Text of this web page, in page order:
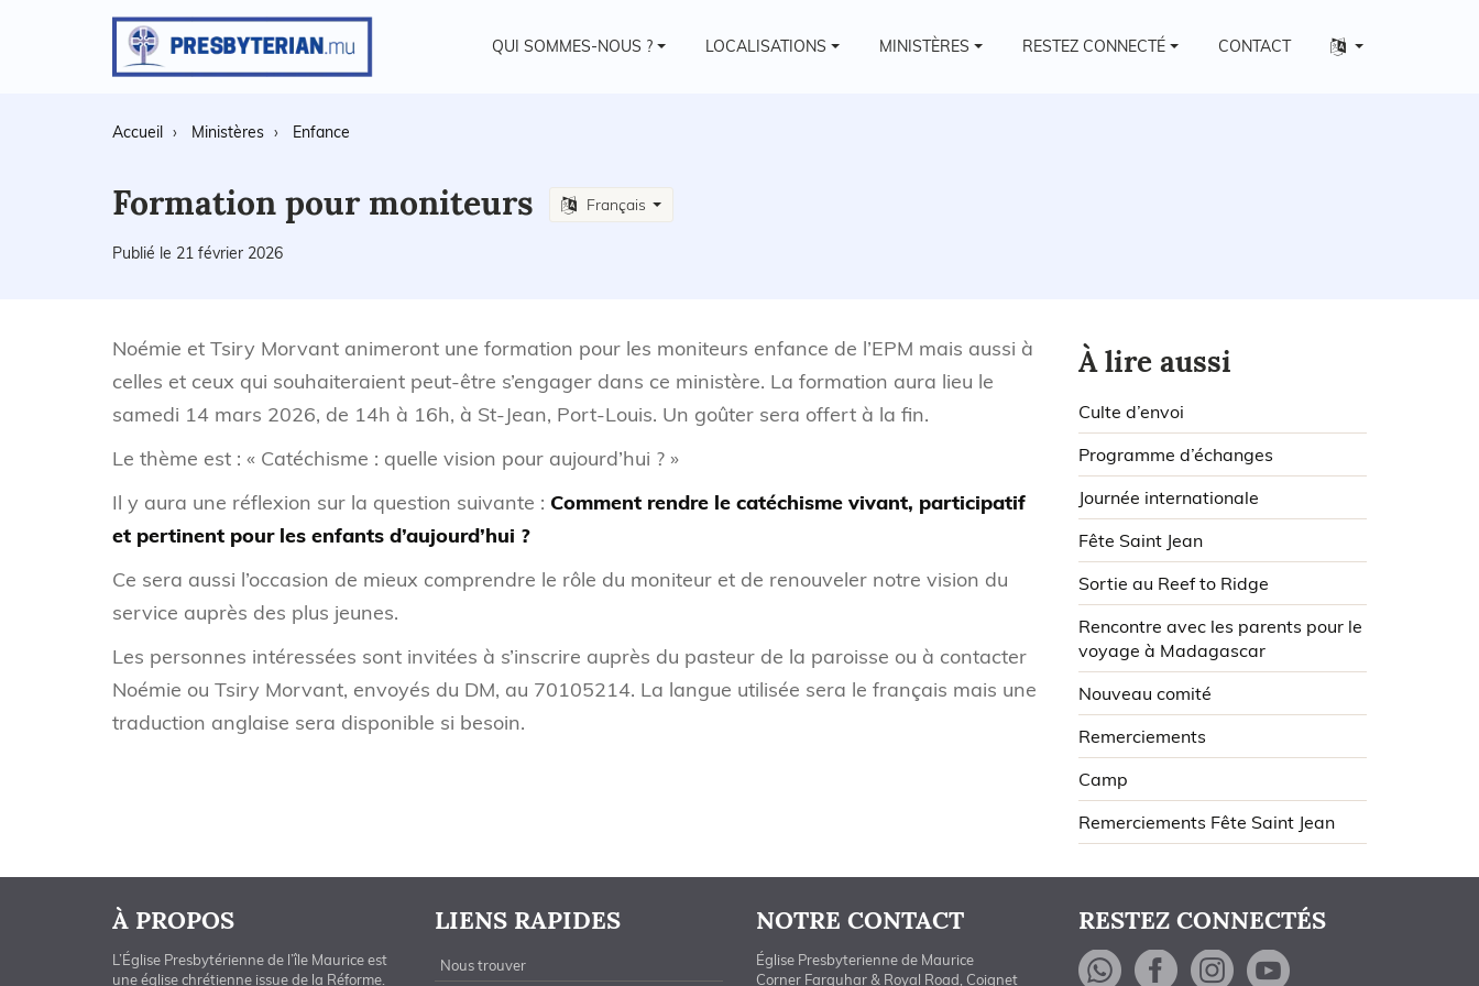
QUI SOMMES-NOUS ? LOCALISATIONS MINISTÈRES RESTEZ CONNECTÉ CONTACT
Autres
Accueil Ministères Enfance
Formation pour moniteurs Français
Publié le 21 février 2026
Noémie et Tsiry Morvant animeront une formation pour les moniteurs enfance de l’EPM mais aussi à
celles et ceux qui souhaiteraient peut-être s’engager dans ce ministère. La formation aura lieu le
samedi 14 mars 2026, de 14h à 16h, à St-Jean, Port-Louis. Un goûter sera offert à la fin.
Le thème est : « Catéchisme : quelle vision pour aujourd’hui ? »
Il y aura une réflexion sur la question suivante : Comment rendre le catéchisme vivant, participatif
et pertinent pour les enfants d’aujourd’hui ?
Ce sera aussi l’occasion de mieux comprendre le rôle du moniteur et de renouveler notre vision du
service auprès des plus jeunes.
Les personnes intéressées sont invitées à s’inscrire auprès du pasteur de la paroisse ou à contacter
Noémie ou Tsiry Morvant, envoyés du DM, au 70105214. La langue utilisée sera le français mais une
traduction anglaise sera disponible si besoin.
À lire aussi
Culte d’envoi
Programme d’échanges
Journée internationale
Fête Saint Jean
Sortie au Reef to Ridge
Rencontre avec les parents pour le
voyage à Madagascar
Nouveau comité
Remerciements
Camp
Remerciements Fête Saint Jean
À PROPOS
L’Église Presbytérienne de l’île Maurice est
une église chrétienne issue de la Réforme.
LIENS RAPIDES
Nous trouver
NOTRE CONTACT
Église Presbyterienne de Maurice
Corner Farquhar & Royal Road, Coignet
RESTEZ CONNECTÉS
WhatsApp
Facebook
Instagram